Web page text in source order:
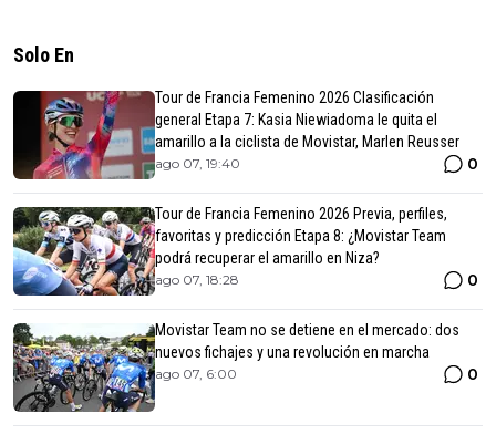
Solo En
Tour de Francia Femenino 2026 Clasificación
general Etapa 7: Kasia Niewiadoma le quita el
amarillo a la ciclista de Movistar, Marlen Reusser
ago 07, 19:40 0
Tour de Francia Femenino 2026 Previa, perfiles,
favoritas y predicción Etapa 8: ¿Movistar Team
podrá recuperar el amarillo en Niza?
ago 07, 18:28 0
Movistar Team no se detiene en el mercado: dos
nuevos fichajes y una revolución en marcha
ago 07, 6:00 0